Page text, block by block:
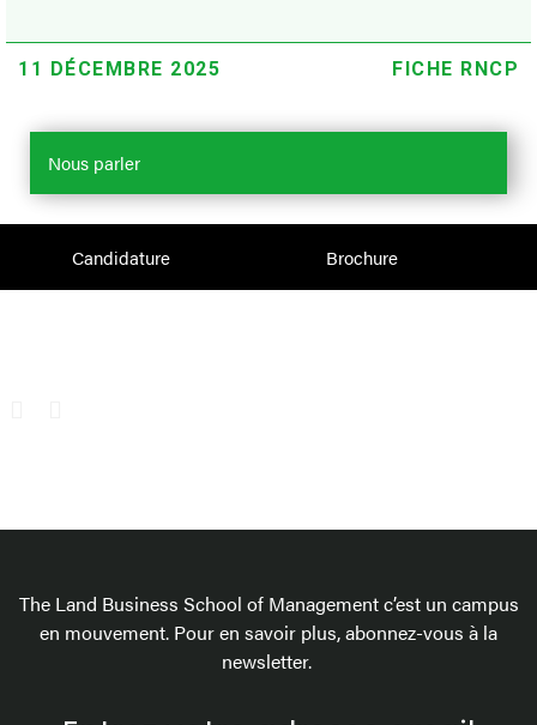
11 DÉCEMBRE 2025 FICHE RNCP
Nous parler
Candidature Brochure
The Land Business School of Management c’est un campus
en mouvement. Pour en savoir plus, abonnez-vous à la
newsletter.